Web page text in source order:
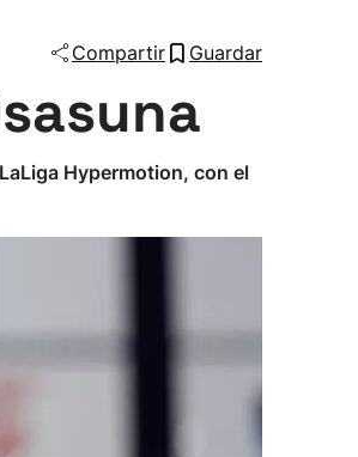
Compartir Guardar
Hypermotion, con el